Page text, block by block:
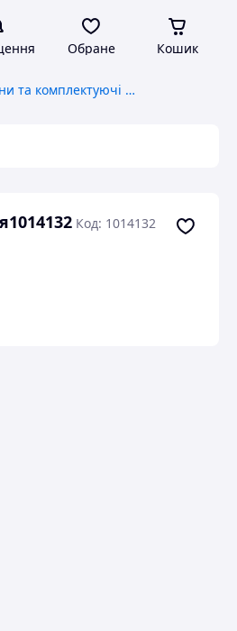
Обране Кошик
Запасні частини та комплектуючі до навантажувачів
Код: 1014132